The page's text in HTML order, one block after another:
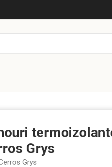
Grys
Grys